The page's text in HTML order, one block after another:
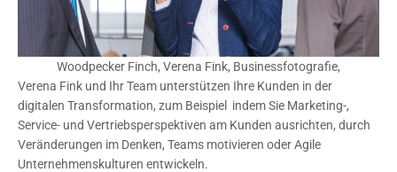
Woodpecker Finch, Verena Fink, Businessfotografie,
Verena Fink und Ihr Team unterstützen Ihre Kunden in der
digitalen Transformation, zum Beispiel indem Sie Marketing-,
Service- und Vertriebsperspektiven am Kunden ausrichten, durch
Veränderungen im Denken, Teams motivieren oder Agile
Unternehmenskulturen entwickeln.